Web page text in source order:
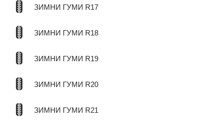
ЗИМНИ ГУМИ R17
ЗИМНИ ГУМИ R18
ЗИМНИ ГУМИ R19
ЗИМНИ ГУМИ R20
ЗИМНИ ГУМИ R21